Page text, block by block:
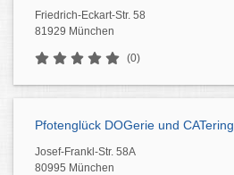
Friedrich-Eckart-Str. 58
81929 München
(0)
Pfotenglück DOGerie und CATering
Josef-Frankl-Str. 58A
80995 München